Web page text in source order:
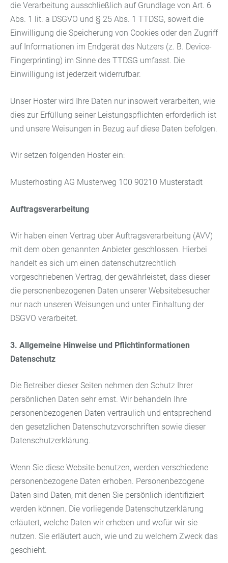
die Verarbeitung ausschließlich auf Grundlage von Art. 6
Abs. 1 lit. a DSGVO und § 25 Abs. 1 TTDSG, soweit die
Einwilligung die Speicherung von Cookies oder den Zugriff
auf Informationen im Endgerät des Nutzers (z. B. Device-
Fingerprinting) im Sinne des TTDSG umfasst. Die
Einwilligung ist jederzeit widerrufbar.
Unser Hoster wird Ihre Daten nur insoweit verarbeiten, wie
dies zur Erfüllung seiner Leistungspflichten erforderlich ist
und unsere Weisungen in Bezug auf diese Daten befolgen.
Wir setzen folgenden Hoster ein:
Musterhosting AG Musterweg 100 90210 Musterstadt
Auftragsverarbeitung
Wir haben einen Vertrag über Auftragsverarbeitung (AVV)
mit dem oben genannten Anbieter geschlossen. Hierbei
handelt es sich um einen datenschutzrechtlich
vorgeschriebenen Vertrag, der gewährleistet, dass dieser
die personenbezogenen Daten unserer Websitebesucher
nur nach unseren Weisungen und unter Einhaltung der
DSGVO verarbeitet.
3. Allgemeine Hinweise und Pflichtinformationen
Datenschutz
Die Betreiber dieser Seiten nehmen den Schutz Ihrer
persönlichen Daten sehr ernst. Wir behandeln Ihre
personenbezogenen Daten vertraulich und entsprechend
den gesetzlichen Datenschutzvorschriften sowie dieser
Datenschutzerklärung.
Wenn Sie diese Website benutzen, werden verschiedene
personenbezogene Daten erhoben. Personenbezogene
Daten sind Daten, mit denen Sie persönlich identifiziert
werden können. Die vorliegende Datenschutzerklärung
erläutert, welche Daten wir erheben und wofür wir sie
nutzen. Sie erläutert auch, wie und zu welchem Zweck das
geschieht.